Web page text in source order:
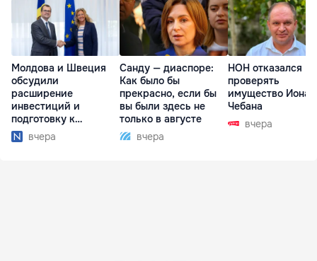
Молдова и Швеция
обсудили
расширение
инвестиций и
подготовку к
отопительному
сезону
вчера
Санду — диаспоре:
Как было бы
прекрасно, если бы
вы были здесь не
только в августе
вчера
НОН отказался
проверять
имущество Иона
Чебана
вчера